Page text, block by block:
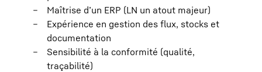
Maîtrise d’un ERP (LN un atout majeur)
Expérience en gestion des flux, stocks et
documentation
Sensibilité à la conformité (qualité,
traçabilité)